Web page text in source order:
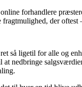
forhandlere
fragtmulighed, der
så ligetil for alle og
at nedbringe